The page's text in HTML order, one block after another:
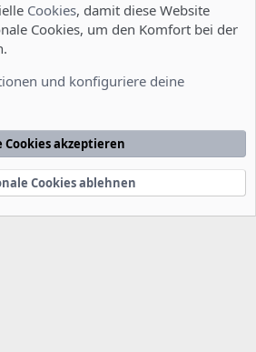
Datenschutzerklärung
® © 2010-2022 XenForo Ltd.
Cookies, damit diese Website
Cookies, um den Komfort bei der
und konfiguriere deine
Cookies akzeptieren
Cookies ablehnen